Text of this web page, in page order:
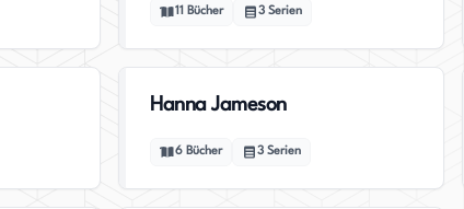
11 Bücher 3 Serien
Hanna Jameson
6 Bücher 3 Serien